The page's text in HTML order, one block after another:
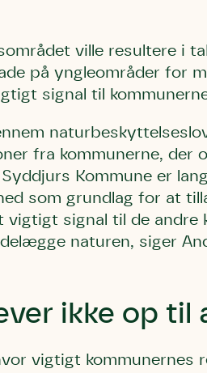
ville resultere i
på yngleområder for
signal til
fra kommunerne, der
Kommune er
som grundlag for at
vigtigt signal til de andre
naturen, siger
ikke op til
vigtigt